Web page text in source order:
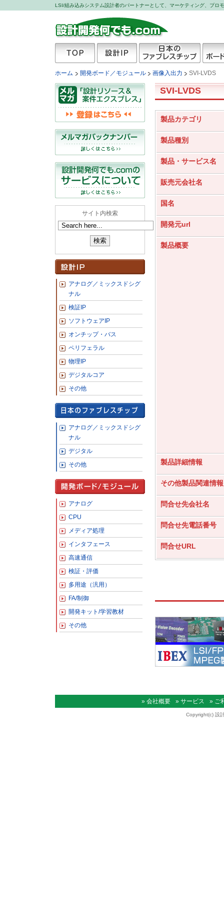
LSI/組み込みシステム設計者のパートナーとして、マーケティング、プロ
設計開発何でも.com
ホーム 開発ボード／モジュール 画像入出力 SVI-LVDS
SVI-LVDS
製品カテゴリ
製品種別
製品・サービス名
販売元会社名
国名
開発元url
製品概要
製品詳細情報
その他製品関連情報
問合せ先会社名
問合せ先電話番号
問合せURL
サイト内検索
アナログ／ミックスドシグ
ナル
検証IP
ソフトウェアIP
オンチップ・バス
ペリフェラル
物理IP
デジタルコア
その他
アナログ／ミックスドシグ
ナル
デジタル
その他
アナログ
CPU
メディア処理
インタフェース
高速通信
検証・評価
多用途（汎用）
FA/制御
開発キット/学習教材
その他
» 会社概要 » サービス » ご
Copyright(c) 設